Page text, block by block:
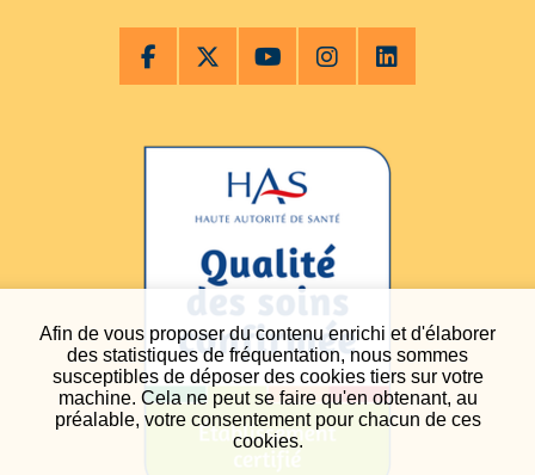
Afin de vous proposer du contenu enrichi et d'élaborer
des statistiques de fréquentation, nous sommes
susceptibles de déposer des cookies tiers sur votre
machine. Cela ne peut se faire qu'en obtenant, au
préalable, votre consentement pour chacun de ces
cookies.